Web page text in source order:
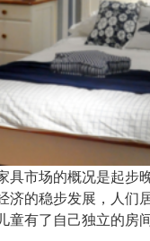
具市场的概况是起步
济的稳步发展，人们
童有了自己独立的房间